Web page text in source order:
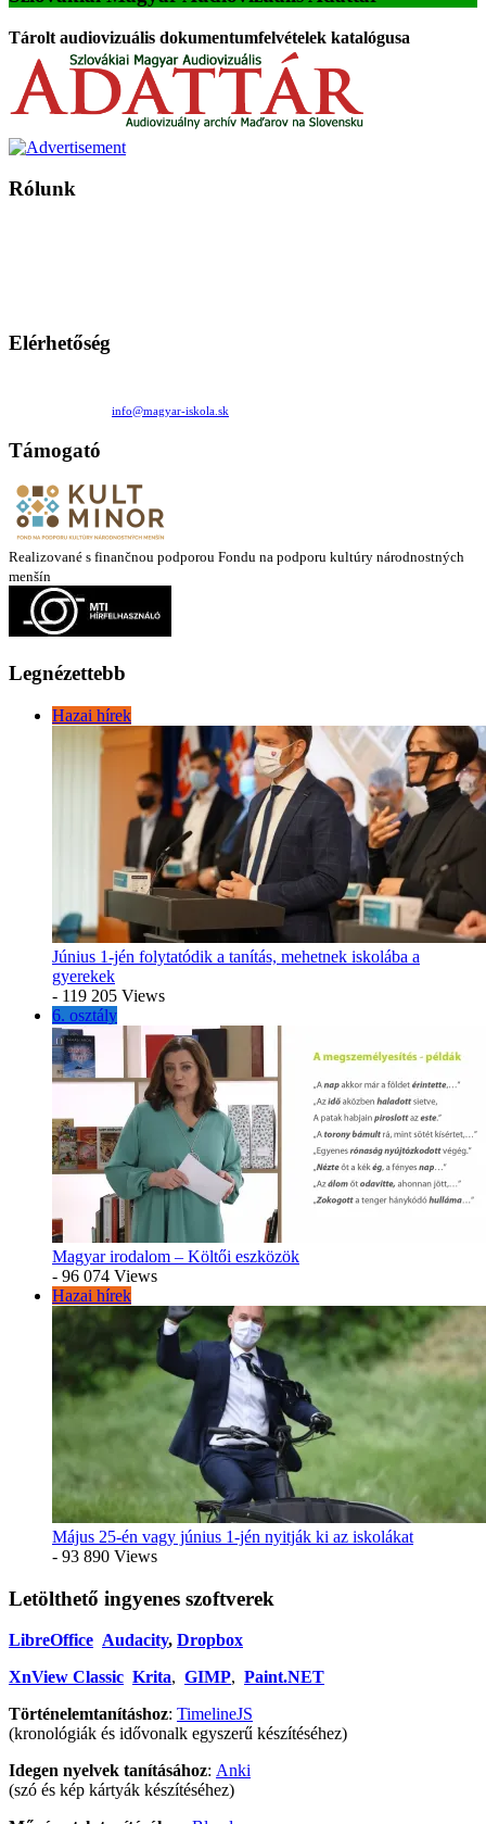
Tárolt audiovizuális dokumentumfelvételek katalógusa
Rólunk
Elérhetőség
info@magyar-iskola.sk
Támogató
Realizované s finančnou podporou Fondu na podporu kultúry národnostných
menšín
Legnézettebb
Hazai hírek
Június 1-jén folytatódik a tanítás, mehetnek iskolába a
gyerekek
- 119 205 Views
6. osztály
Magyar irodalom – Költői eszközök
- 96 074 Views
Hazai hírek
Május 25-én vagy június 1-jén nyitják ki az iskolákat
- 93 890 Views
Letölthető ingyenes szoftverek
LibreOffice Audacity, Dropbox
XnView Classic Krita, GIMP, Paint.NET
Történelemtanításhoz: TimelineJS
(kronológiák és idővonalk egyszerű készítéséhez)
Idegen nyelvek tanításához: Anki
(szó és kép kártyák készítéséhez)